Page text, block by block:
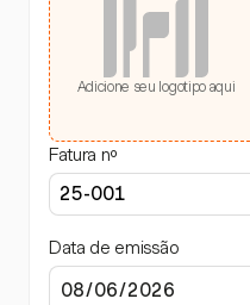
Adicione seu logotipo aqui
Fatura nº
Data de emissão